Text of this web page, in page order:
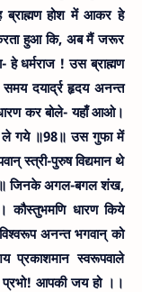
ब्राह्मण होश में आकर हे
हुआ कि, अब मैं जरूर
हे धर्मराज ! उस ब्राह्मण
दयार्द्र हृदय अनन्त
कर बोले- यहाँ आओ।
ले गये ॥98॥ उस गुफा में
स्त्री-पुरुष विद्यमान थे
जिनके अगल-बगल शंख,
धारण किये
अनन्त भगवान् को
प्रकाशमान स्वरूपवाले
आपकी जय हो ।।